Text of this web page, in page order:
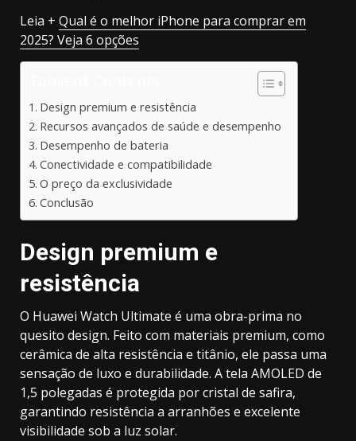
Leia + Qual é o melhor iPhone para comprar em
2025? Veja 6 opções
Design premium e resistência
Recursos avançados de saúde e desempenho
Desempenho de bateria
Conectividade e compatibilidade
O preço da exclusividade
Conclusão
Design premium e
resistência
O Huawei Watch Ultimate é uma obra-prima no
quesito design. Feito com materiais premium, como
cerâmica de alta resistência e titânio, ele passa uma
sensação de luxo e durabilidade. A tela AMOLED de
1,5 polegadas é protegida por cristal de safira,
garantindo resistência a arranhões e excelente
visibilidade sob a luz solar.